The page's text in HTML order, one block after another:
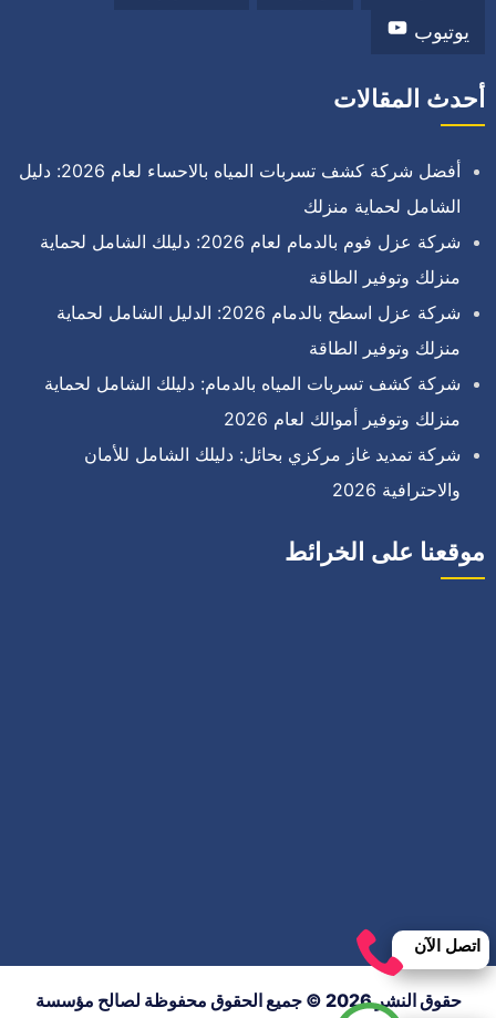
يوتيوب
أحدث المقالات
أفضل شركة كشف تسربات المياه بالاحساء لعام 2026: دليل
الشامل لحماية منزلك
شركة عزل فوم بالدمام لعام 2026: دليلك الشامل لحماية
منزلك وتوفير الطاقة
شركة عزل اسطح بالدمام 2026: الدليل الشامل لحماية
منزلك وتوفير الطاقة
شركة كشف تسربات المياه بالدمام: دليلك الشامل لحماية
منزلك وتوفير أموالك لعام 2026
شركة تمديد غاز مركزي بحائل: دليلك الشامل للأمان
والاحترافية 2026
موقعنا على الخرائط
حقوق النشر 2026 © جميع الحقوق محفوظة لصالح مؤسسة
اتصل الآن